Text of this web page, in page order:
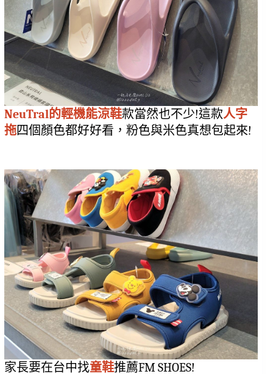
NeuTral的輕機能涼鞋款當然也不少!這款人字
拖四個顏色都好好看，粉色與米色真想包起來!
家長要在台中找童鞋推薦FM SHOES!